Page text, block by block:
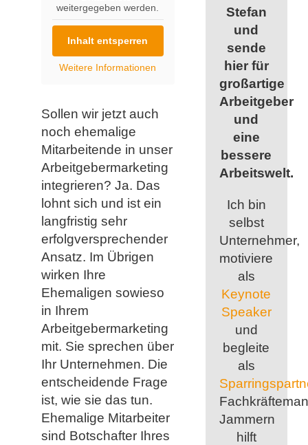
weitergegeben werden.
Inhalt entsperren
Weitere Informationen
Sollen wir jetzt auch
noch ehemalige
Mitarbeitende in unser
Arbeitgebermarketing
integrieren? Ja. Das
lohnt sich und ist ein
langfristig sehr
erfolgversprechender
Ansatz. Im Übrigen
wirken Ihre
Ehemaligen sowieso
in Ihrem
Arbeitgebermarketing
mit. Sie sprechen über
Ihr Unternehmen. Die
entscheidende Frage
ist, wie sie das tun.
Ehemalige Mitarbeiter
sind Botschafter Ihres
Stefan
und
sende
hier für
großartige
Arbeitgeber
und
eine
bessere
Arbeitswelt.
Ich bin
selbst
Unternehmer,
motiviere
als
Keynote
Speaker
und
begleite
als
Jammern
hilft